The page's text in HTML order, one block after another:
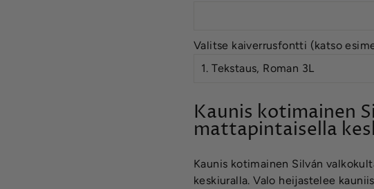
Valitse kaiverrusfontti (katso
Kaunis kotimainen
mattapintaisella
Kaunis kotimainen Silván
keskiuralla. Valo heijastelee